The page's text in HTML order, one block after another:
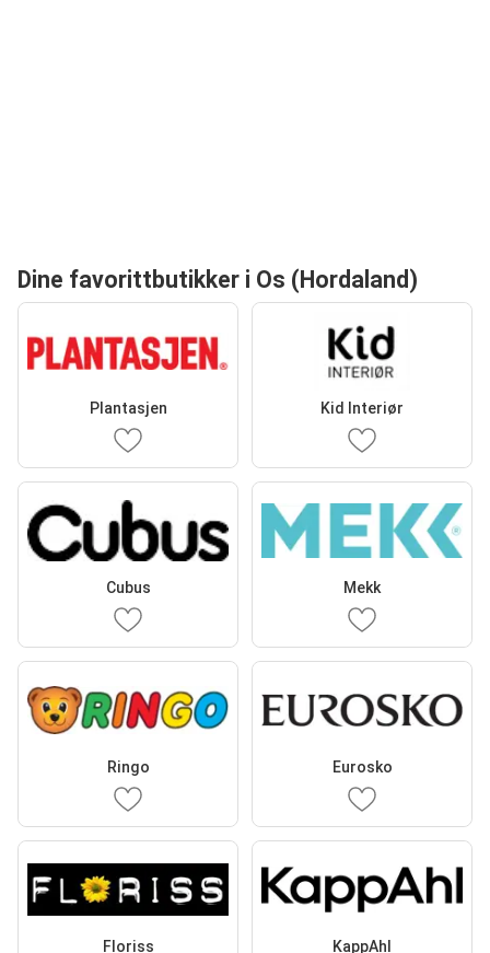
Dine favorittbutikker i Os (Hordaland)
Plantasjen Kid Interiør
Cubus Mekk
Ringo Eurosko
Floriss KappAhl